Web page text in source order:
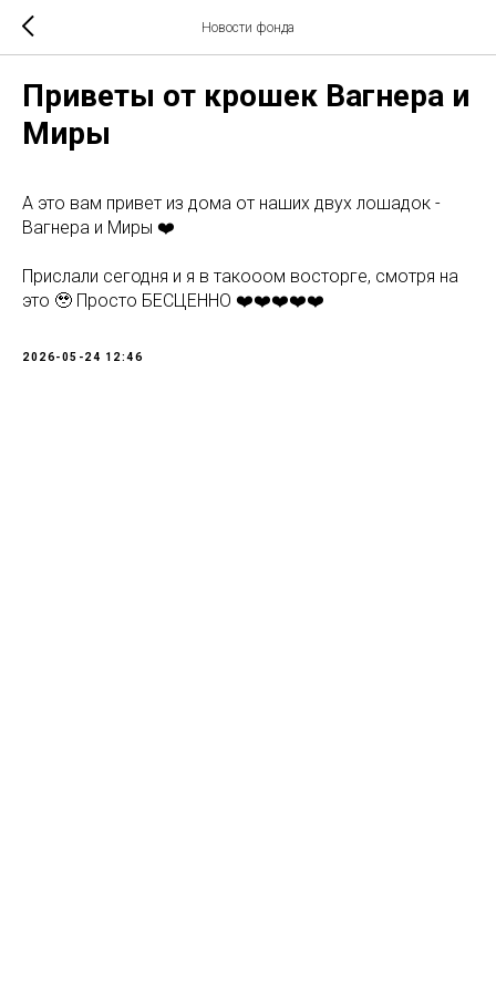
Новости фонда
Приветы от крошек Вагнера и
Миры
А это вам привет из дома от наших двух лошадок -
Вагнера и Миры ❤️
Прислали сегодня и я в такооом восторге, смотря на
это 🥹 Просто БЕСЦЕННО ❤️❤️❤️❤️❤️
2026-05-24 12:46